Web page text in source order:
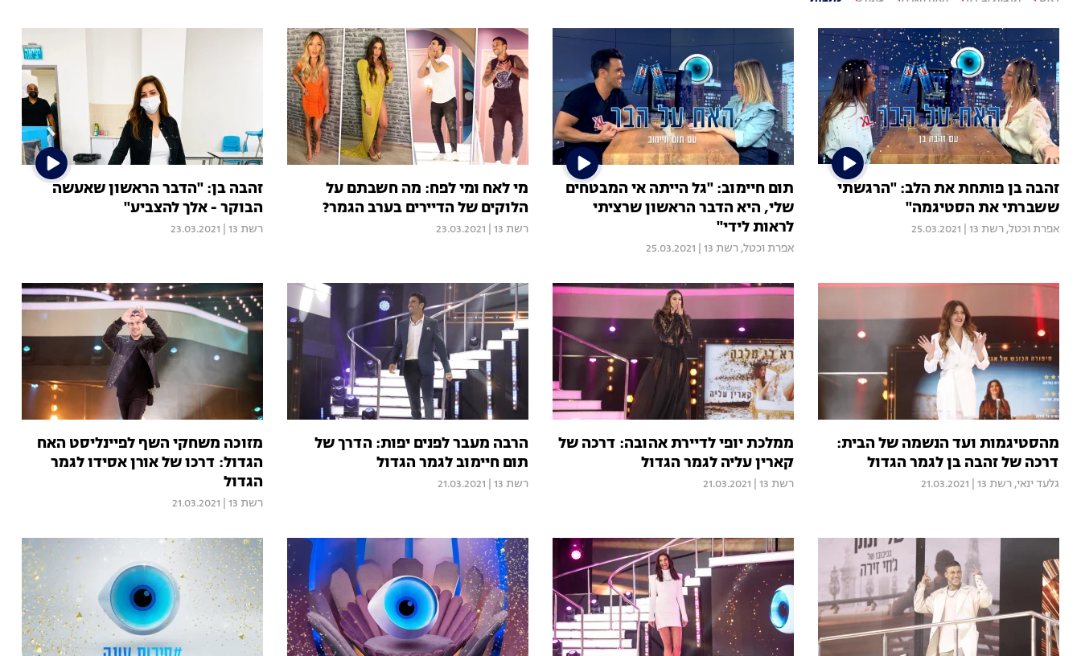
זהבה בן פותחת את הלב: "הרגשתי
ששברתי את הסטיגמה"
אפרת וכטל, רשת 13 25.03.2021
תום חיימוב: "גל הייתה אי המבטחים
שלי, היא הדבר הראשון שרציתי
לראות לידי"
אפרת וכטל, רשת 13 25.03.2021
מי לאח ומי לפח: מה חשבתם על
הלוקים של הדיירים בערב הגמר?
רשת 13 23.03.2021
זהבה בן: "הדבר הראשון שאעשה
הבוקר - אלך להצביע"
רשת 13 23.03.2021
מהסטיגמות ועד הנשמה של הבית:
דרכה של זהבה בן לגמר הגדול
גלעד ינאי, רשת 13 21.03.2021
ממלכת יופי לדיירת אהובה: דרכה של
קארין עליה לגמר הגדול
רשת 13 21.03.2021
הרבה מעבר לפנים יפות: הדרך של
תום חיימוב לגמר הגדול
רשת 13 21.03.2021
מזוכה משחקי השף לפיינליסט האח
הגדול: דרכו של אורן אסידו לגמר
הגדול
רשת 13 21.03.2021